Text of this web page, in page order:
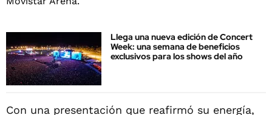
Llega una nueva edición de Concert
Week: una semana de beneficios
exclusivos para los shows del año
Con una presentación que reafirmó su energía,